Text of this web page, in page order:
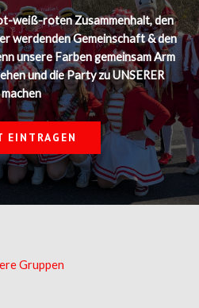
weiß-roten Zusammenhalt, den
werdenden Gemeinschaft & den
unsere Farben gemeinsam Arm
und die Party zu UNSERER
machen
EINTRAGEN
Gruppen